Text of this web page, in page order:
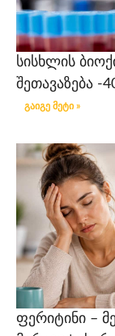
სისხლის
შეთავაზება -
გაიგე მეტი »
ფერიტინი –